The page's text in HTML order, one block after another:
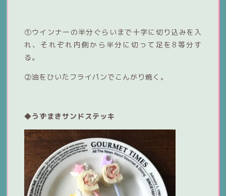
①ウインナーの半分ぐらいまで十字に切り込みを入
れ、それぞれ内側から半分に切って足を8等分す
る。
②油をひいたフライパンでこんがり焼く。
◆うずまきサンドステッキ